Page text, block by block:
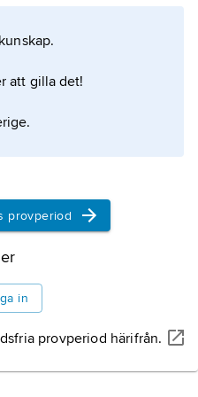
att gilla det!
provperiod
in
provperiod härifrån.